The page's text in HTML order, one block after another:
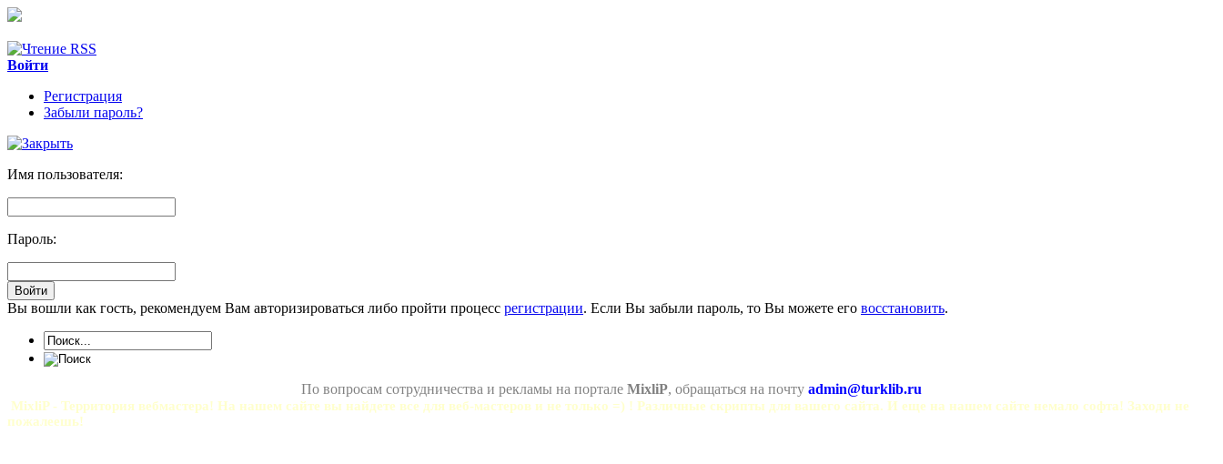
Войти
Регистрация
Забыли пароль?
Имя пользователя:
Пароль:
Вы вошли как гость, рекомендуем Вам авторизироваться либо пройти процесс регистрации. Если Вы забыли пароль, то Вы можете его восстановить.
По вопросам сотрудничества и рекламы на портале MixliP, обращаться на почту admin@turklib.ru
MixliP - Территория вебмастера! На нашем сайте вы найдете все для веб-мастеров и не только =) ! Различные скрипты для вашего сайта. И еще на нашем сайте немало софта! Заходи не
пожалеешь!